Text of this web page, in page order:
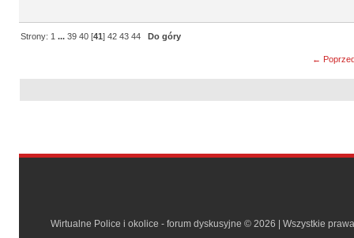
Strony: 1 ...39 40 [41]42 43 44 Do góry
←
Wirtualne Police i okolice - forum dyskusyjne © 2026 | Wszystkie